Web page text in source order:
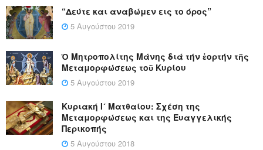
“Δεύτε και αναβώμεν εις το όρος”
5 Αυγούστου 2019
Ὁ Μητροπολίτης Μάνης διά τήν ἑορτήν τῆς
Μεταμορφώσεως τοῦ Κυρίου
5 Αυγούστου 2019
Κυριακή Ι´ Ματθαίου: Σχέση της
Μεταμορφώσεως και της Ευαγγελικής
Περικοπής
5 Αυγούστου 2018